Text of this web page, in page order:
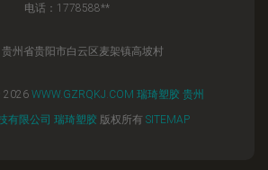
电话：1778588**
州省贵阳市白云区麦架镇高坡村
2026 WWW.GZRQKJ.COM 瑞琦塑胶 贵州
有限公司 瑞琦塑胶 版权所有 SITEMAP